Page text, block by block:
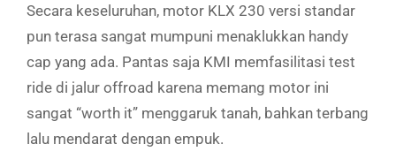
Secara keseluruhan, motor KLX 230 versi standar
pun terasa sangat mumpuni menaklukkan handy
cap yang ada. Pantas saja KMI memfasilitasi test
ride di jalur offroad karena memang motor ini
sangat “worth it” menggaruk tanah, bahkan terbang
lalu mendarat dengan empuk.